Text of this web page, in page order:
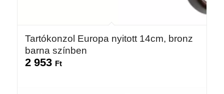
Tartókonzol Europa nyitott 14cm, bronz
barna színben
2 953 Ft